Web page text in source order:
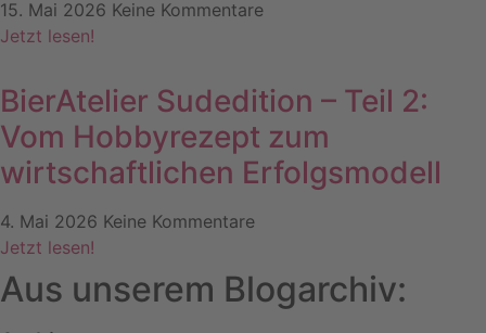
15. Mai 2026 Keine Kommentare
Jetzt lesen!
BierAtelier Sudedition – Teil 2:
Vom Hobbyrezept zum
wirtschaftlichen Erfolgsmodell
4. Mai 2026 Keine Kommentare
Jetzt lesen!
Aus unserem Blogarchiv: